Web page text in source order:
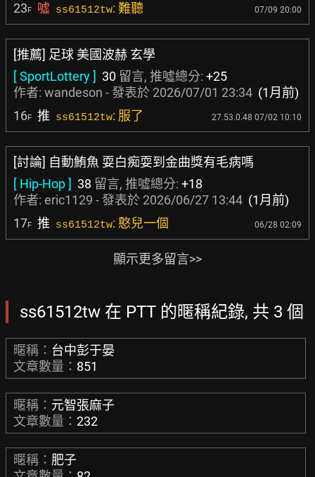
23F 噓 ss61512tw: 難聽 07/09 20:00
[推薦] 足球 美國波赫 玄學
[ SportLottery ] 30 留言, 推噓總分: +25
作者: wandeson - 發表於 2026/07/01 23:34 (1月前)
16F 推 ss61512tw: 服了 27.53.0.48 07/02 10:10
[討論] 自動鮪魚 耍白痴耍到金曲獎有毛病嗎
[ Hip-Hop ] 38 留言, 推噓總分: +18
作者: eric1129 - 發表於 2026/06/27 13:44 (1月前)
17F 推 ss61512tw: 憨兒一個 06/28 02:09
顯示更多留言>>
ss61512tw 在 PTT 的暱稱紀錄, 共 3 個
暱稱： 台中彭于晏
文章數量： 851
暱稱： 元智張麻子
文章數量： 232
暱稱： 肥子